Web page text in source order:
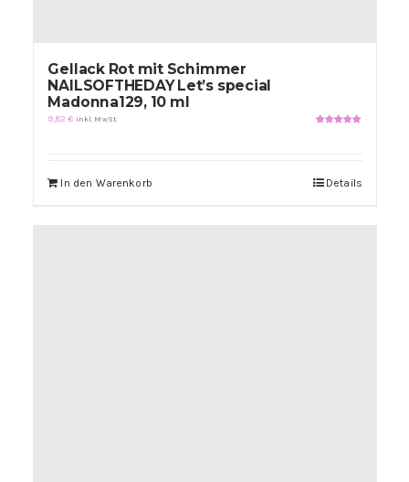
Gellack Rot mit Schimmer
NAILSOFTHEDAY Let’s special
Madonna129, 10 ml
9,82€ inkl. MwSt.
In den Warenkorb Details